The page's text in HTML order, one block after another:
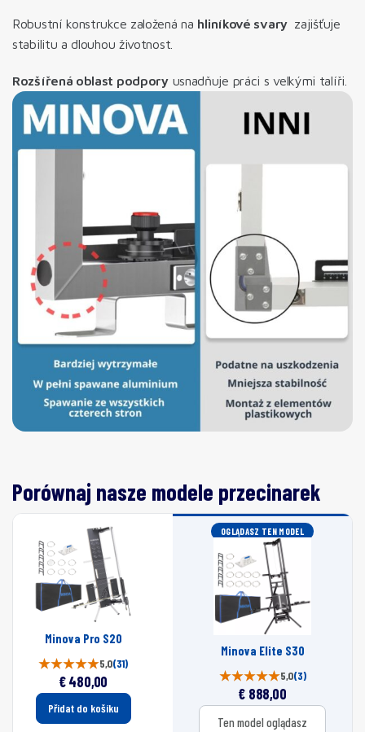
Robustní konstrukce založená na hliníkové svary zajišťuje
stabilitu a dlouhou životnost.
Rozšířená oblast podporyusnadňuje práci s velkými talíři.
Porównaj nasze modele przecinarek
Minova Pro S20
5,0(31)
€480,00
Přidat do košíku
OGLĄDASZ TEN MODEL
Minova Elite S30
5,0(3)
€ 888,00
Ten model oglądasz